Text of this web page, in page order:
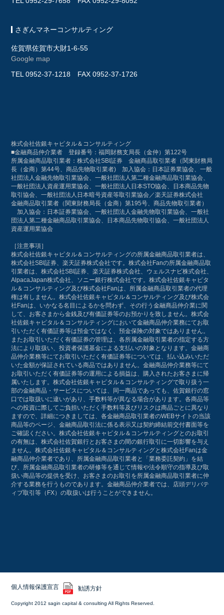
さぎんマネーコンサルティング
佐賀県佐賀市大財1-6-55
Google map
TEL0952-37-1218 FAX 0952-37-1726
株式会社佐銀キャピタル＆コンサルティング
■金融商品仲介業者 登録番号：福岡財務支局長（金仲）第122号
所属金融商品取引業者：株式会社SBI証券 金融商品取引業者（関東財務局
長（金商）第44号、商品先物取引業者) 加入協会：日本証券業協会、一般
社団法人金融先物取引業協会、一般社団法人第二種金融商品取引業協会、
一般社団法人資産運用業協会、一般社団法人日本STO協会、日本商品先物
取引協会、一般社団法人日本暗号資産等取引業協会／楽天証券株式会社
金融商品取引業者（関東財務局長（金商）第195号、商品先物取引業者）
加入協会：日本証券業協会、一般社団法人金融先物取引業協会、一般社
団法人第二種金融商品取引業協会、日本商品先物取引協会、一般社団法人
資産運用業協会
［注意事項］
株式会社佐銀キャピタル＆コンサルティングの所属金融商品取引業者は、
株式会社SBI証券、楽天証券株式会社です。株式会社Fanの所属金融商品取
引業者は、株式会社SBI証券、楽天証券株式会社、ウェルスナビ株式会社、
AlpacaJapan株式会社、ソニー銀行株式会社です。株式会社佐銀キャピタ
ル＆コンサルティング及び株式会社Fanは、所属金融商品取引業者の代理
権は有しません。株式会社佐銀キャピタル＆コンサルティング及び株式会
社Fanは、いかなる名目によるかを問わず、その行う金融商品仲介業に関
して、お客さまから金銭及び有価証券等のお預かりを致しません。株式会
社佐銀キャピタル＆コンサルティングにおいて金融商品仲介業務にてお取
引いただく有価証券等は預金ではなく、預金保険の対象ではありません。
またお取引いただく有価証券の管理は、各所属金融取引業者の指定する方
法により取扱い、投資者保護基金による支払いの対象となります。金融商
品仲介業務等にてお取引いただく有価証券等については、払い込みいただ
いた金額が保証されている商品ではありません。金融商品仲介業務等にて
お取引いただく有価証券等の運用による損益は、購入されたお客さまに帰
属いたします。株式会社佐銀キャピタル＆コンサルティングで取り扱う一
部の金融商品・サービスについては、同一商品であっても、佐賀銀行の窓
口では取扱いに違いがあり、手数料等が異なる場合があります。各商品等
への投資に際してご負担いただく手数料等及びリスクは商品ごとに異なり
ますので、詳細につきましては、各金融商品取引業者のWEBサイトの当該
商品等のページ、金融商品取引法に係る表示又は契約締結前交付書面等を
ご確認ください。株式会社佐銀キャピタル＆コンサルティングとのお取引
の有無は、株式会社佐賀銀行とお客さまの間の銀行取引に一切影響を与え
ません。株式会社佐銀キャピタル＆コンサルティングと株式会社Fanは金
融商品仲介業者であり、所属金融商品取引業者と「業務委託契約」を結
び、所属金融商品取引業者の研修等を通じて情報や法令順守の指導及び取
扱い商品等の提供を受け、お客さまのお取引を所属金融商品取引業者に仲
介する業務を行うものであります。金融商品仲介業者では、店頭デリバテ
ィブ取引等（FX）の取扱いは行うことができません。
Copyright 2012 sagin capital & consulting All Rights Reserved.
個人情報保護宣言 勧誘方針